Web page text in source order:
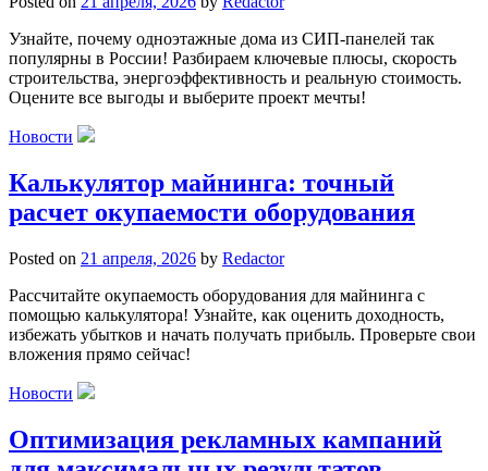
Узнайте, почему одноэтажные дома из СИП-панелей так
популярны в России! Разбираем ключевые плюсы, скорость
строительства, энергоэффективность и реальную стоимость.
Оцените все выгоды и выберите проект мечты!
Новости
Калькулятор майнинга: точный
расчет окупаемости оборудования
Posted on 21 апреля, 2026 by Redactor
Рассчитайте окупаемость оборудования для майнинга с
помощью калькулятора! Узнайте, как оценить доходность,
избежать убытков и начать получать прибыль. Проверьте свои
вложения прямо сейчас!
Новости
Оптимизация рекламных кампаний